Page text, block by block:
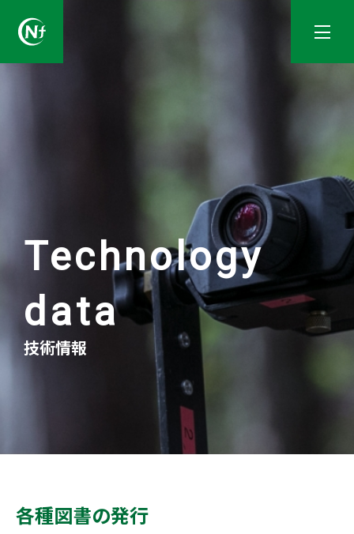
Technology
data
技術情報
各種図書の発行